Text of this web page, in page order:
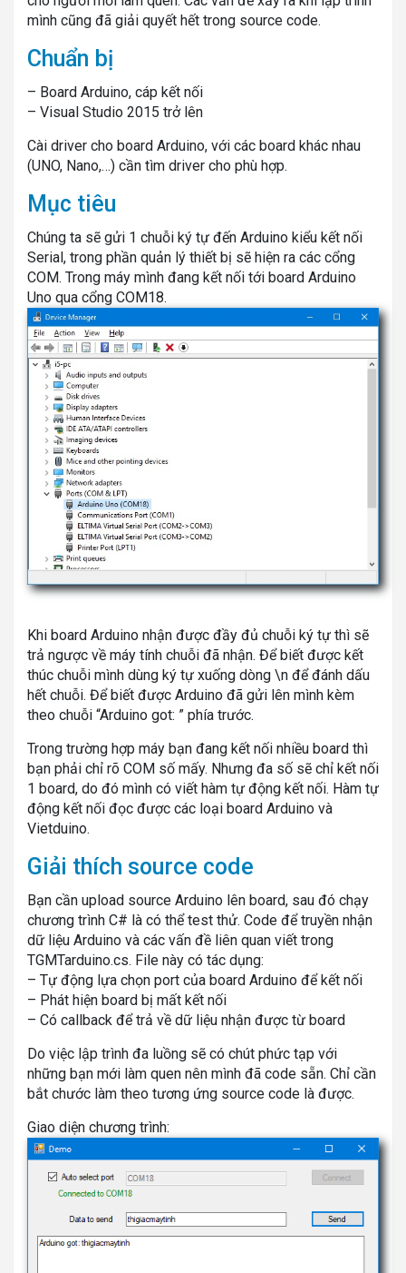
mình cũng đã giải quyết hết trong source code.
Chuẩn bị
– Board Arduino, cáp kết nối
– Visual Studio 2015 trở lên
Cài driver cho board Arduino, với các board khác nhau
(UNO, Nano,…) cần tìm driver cho phù hợp.
Mục tiêu
Chúng ta sẽ gửi 1 chuỗi ký tự đến Arduino kiểu kết nối
Serial, trong phần quản lý thiết bị sẽ hiện ra các cổng
COM. Trong máy mình đang kết nối tới board Arduino
Uno qua cổng COM18.
Khi board Arduino nhận được đầy đủ chuỗi ký tự thì sẽ
trả ngược về máy tính chuỗi đã nhận. Để biết được kết
thúc chuỗi mình dùng ký tự xuống dòng \n để đánh dấu
hết chuỗi. Để biết được Arduino đã gửi lên mình kèm
theo chuỗi “Arduino got: ” phía trước.
Trong trường hợp máy bạn đang kết nối nhiều board thì
bạn phải chỉ rõ COM số mấy. Nhưng đa số sẽ chỉ kết nối
1 board, do đó mình có viết hàm tự động kết nối. Hàm tự
động kết nối đọc được các loại board Arduino và
Vietduino.
Giải thích source code
Bạn cần upload source Arduino lên board, sau đó chạy
chương trình C# là có thể test thử. Code để truyền nhận
dữ liệu Arduino và các vấn đề liên quan viết trong
TGMTarduino.cs. File này có tác dụng:
– Tự động lựa chọn port của board Arduino để kết nối
– Phát hiện board bị mất kết nối
– Có callback để trả về dữ liệu nhận được từ board
Do việc lập trình đa luồng sẽ có chút phức tạp với
những bạn mới làm quen nên mình đã code sẵn. Chỉ cần
bắt chước làm theo tương ứng source code là được.
Giao diện chương trình: